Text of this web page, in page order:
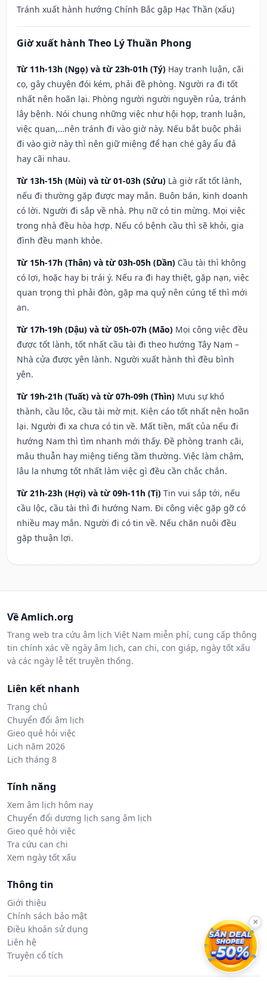
Tránh xuất hành hướng Chính Bắc gặp Hạc Thần (xấu)
Giờ xuất hành Theo Lý Thuần Phong
Từ 11h-13h (Ngọ) và từ 23h-01h (Tý) Hay tranh luận, cãi
cọ, gây chuyện đói kém, phải đề phòng. Người ra đi tốt
nhất nên hoãn lại. Phòng người người nguyền rủa, tránh
lây bệnh. Nói chung những việc như hội họp, tranh luận,
việc quan,…nên tránh đi vào giờ này. Nếu bắt buộc phải
đi vào giờ này thì nên giữ miệng để hạn ché gây ẩu đả
hay cãi nhau.
Từ 13h-15h (Mùi) và từ 01-03h (Sửu) Là giờ rất tốt lành,
nếu đi thường gặp được may mắn. Buôn bán, kinh doanh
có lời. Người đi sắp về nhà. Phụ nữ có tin mừng. Mọi việc
trong nhà đều hòa hợp. Nếu có bệnh cầu thì sẽ khỏi, gia
đình đều mạnh khỏe.
Từ 15h-17h (Thân) và từ 03h-05h (Dần) Cầu tài thì không
có lợi, hoặc hay bị trái ý. Nếu ra đi hay thiệt, gặp nạn, việc
quan trọng thì phải đòn, gặp ma quỷ nên cúng tế thì mới
an.
Từ 17h-19h (Dậu) và từ 05h-07h (Mão) Mọi công việc đều
được tốt lành, tốt nhất cầu tài đi theo hướng Tây Nam –
Nhà cửa được yên lành. Người xuất hành thì đều bình
yên.
Từ 19h-21h (Tuất) và từ 07h-09h (Thìn) Mưu sự khó
thành, cầu lộc, cầu tài mờ mịt. Kiện cáo tốt nhất nên hoãn
lại. Người đi xa chưa có tin về. Mất tiền, mất của nếu đi
hướng Nam thì tìm nhanh mới thấy. Đề phòng tranh cãi,
mâu thuẫn hay miệng tiếng tầm thường. Việc làm chậm,
lâu la nhưng tốt nhất làm việc gì đều cần chắc chắn.
Từ 21h-23h (Hợi) và từ 09h-11h (Tị) Tin vui sắp tới, nếu
cầu lộc, cầu tài thì đi hướng Nam. Đi công việc gặp gỡ có
nhiều may mắn. Người đi có tin về. Nếu chăn nuôi đều
gặp thuận lợi.
Về Amlich.org
Trang web tra cứu âm lịch Việt Nam miễn phí, cung cấp thông
tin chính xác về ngày âm lịch, can chi, con giáp, ngày tốt xấu
và các ngày lễ tết truyền thống.
Liên kết nhanh
Trang chủ
Chuyển đổi âm lịch
Gieo quẻ hỏi việc
Lịch năm 2026
Lịch tháng 8
Tính năng
Xem âm lịch hôm nay
Chuyển đổi dương lịch sang âm lịch
Gieo quẻ hỏi việc
Tra cứu can chi
Xem ngày tốt xấu
Thông tin
Giới thiệu
Chính sách bảo mật
Điều khoản sử dụng
Liên hệ
Truyện cổ tích
×